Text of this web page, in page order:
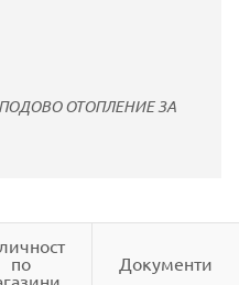
ПОДОВО ОТОПЛЕНИЕ ЗА
по
Документи